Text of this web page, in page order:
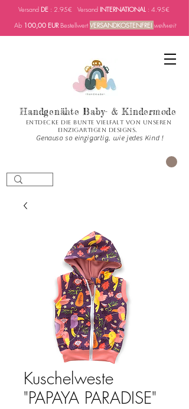
Versand DE : 2.95€ Versand INTERNATIONAL : 4.95€
Ab 100,00 EURBestellwertVERSANDKOSTENFREI weltweit
Handgenähte Baby- & Kindermode
Entdecke die bunte Vielfalt von unseren
einzigartigen Designs.
Genauso so einzigartig, wie jedes Kind !
Kuschelweste
"PAPAYA PARADISE"